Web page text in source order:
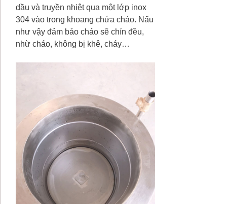
dầu và truyền nhiệt qua một lớp inox
304 vào trong khoang chứa cháo. Nấu
như vậy đảm bảo cháo sẽ chín đều,
nhừ cháo, không bị khê, cháy…